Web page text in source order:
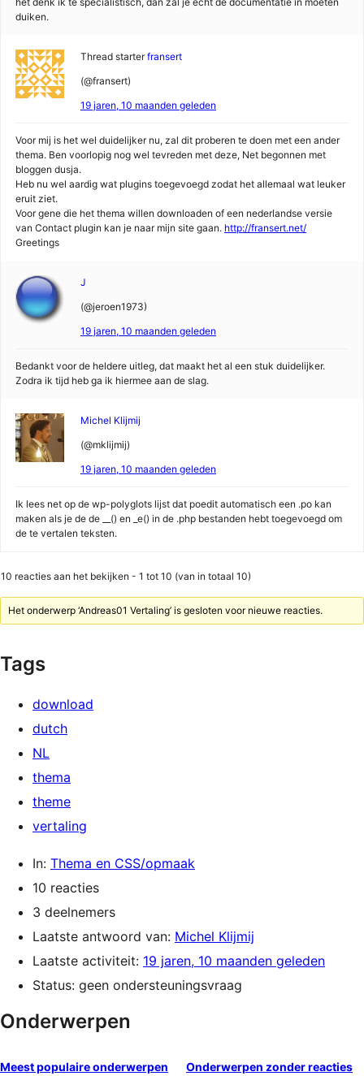
duiken.
Thread starter fransert
(@fransert)
19 jaren, 10 maanden geleden
Voor mij is het wel duidelijker nu, zal dit proberen te doen met een ander
thema. Ben voorlopig nog wel tevreden met deze, Net begonnen met
bloggen dusja.
Heb nu wel aardig wat plugins toegevoegd zodat het allemaal wat leuker
eruit ziet.
Voor gene die het thema willen downloaden of een nederlandse versie
van Contact plugin kan je naar mijn site gaan. http://fransert.net/
Greetings
J
(@jeroen1973)
19 jaren, 10 maanden geleden
Bedankt voor de heldere uitleg, dat maakt het al een stuk duidelijker.
Zodra ik tijd heb ga ik hiermee aan de slag.
Michel Klijmij
(@mklijmij)
19 jaren, 10 maanden geleden
Ik lees net op de wp-polyglots lijst dat poedit automatisch een .po kan
maken als je de de __() en _e() in de .php bestanden hebt toegevoegd om
de te vertalen teksten.
10 reacties aan het bekijken - 1 tot 10 (van in totaal 10)
Het onderwerp ‘Andreas01 Vertaling’ is gesloten voor nieuwe reacties.
Tags
download
dutch
NL
thema
theme
vertaling
In: Thema en CSS/opmaak
10 reacties
3 deelnemers
Laatste antwoord van: Michel Klijmij
Laatste activiteit: 19 jaren, 10 maanden geleden
Status: geen ondersteuningsvraag
Onderwerpen
Meest populaire onderwerpen Onderwerpen zonder reacties